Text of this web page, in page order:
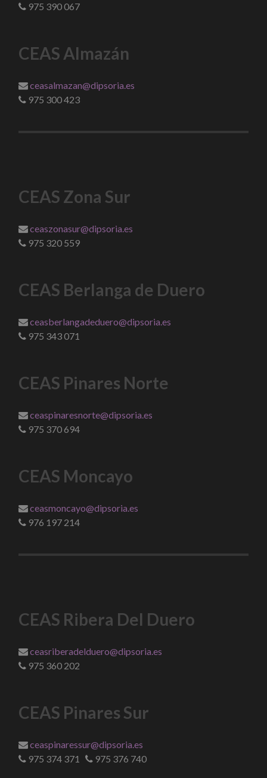
975 390 067
CEAS Almazán
ceasalmazan@dipsoria.es
975 300 423
CEAS Zona Sur
ceaszonasur@dipsoria.es
975 320 559
CEAS Berlanga de Duero
ceasberlangadeduero@dipsoria.es
975 343 071
CEAS Pinares Norte
ceaspinaresnorte@dipsoria.es
975 370 694
CEAS Moncayo
ceasmoncayo@dipsoria.es
976 197 214
CEAS Ribera Del Duero
ceasriberadelduero@dipsoria.es
975 360 202
CEAS Pinares Sur
ceaspinaressur@dipsoria.es
975 374 371
975 376 740